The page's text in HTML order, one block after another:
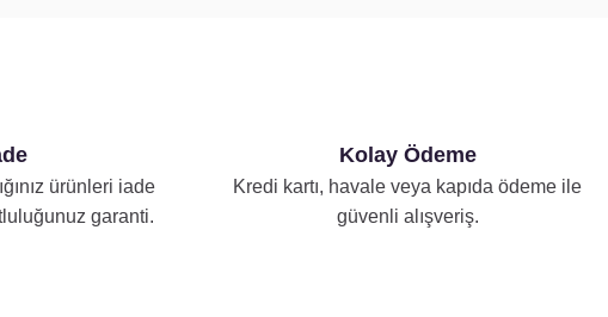
ürünleri iade
garanti.
Kolay Ödeme
Kredi kartı, havale veya kapıda ödeme ile
güvenli alışveriş.